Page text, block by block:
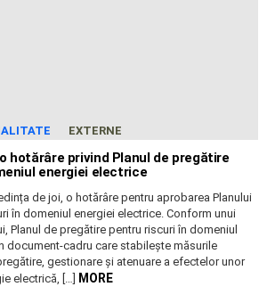
EXTERNE
hotărâre privind Planul de pregătire
energiei electrice
de joi, o hotărâre pentru aprobarea Planului
în domeniul energiei electrice. Conform unui
Planul de pregătire pentru riscuri în domeniul
document-cadru care stabilește măsurile
gestionare și atenuare a efectelor unor
electrică, […] MORE